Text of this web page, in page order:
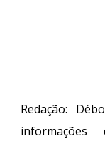
Redação: